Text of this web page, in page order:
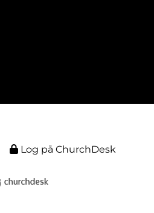
Log på ChurchDesk